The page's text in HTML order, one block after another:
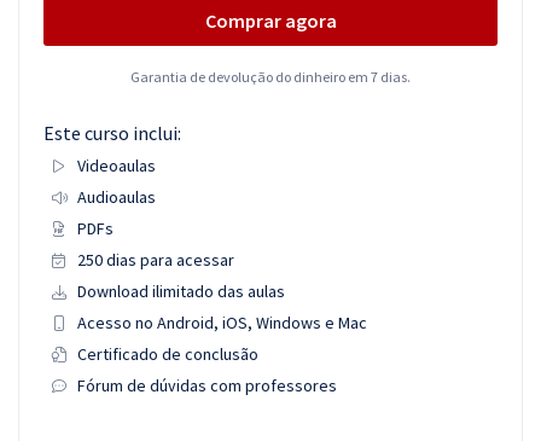
Comprar agora
Garantia de devolução do dinheiro em 7 dias.
Este curso inclui:
Videoaulas
Audioaulas
PDFs
250 dias para acessar
Download ilimitado das aulas
Acesso no Android, iOS, Windows e Mac
Certificado de conclusão
Fórum de dúvidas com professores